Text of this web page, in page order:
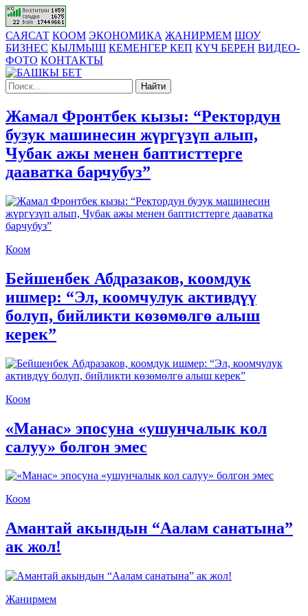
САЯСАТ КООМ ЭКОНОМИКА ЖАНИРМЕМ ШОУ
БИЗНЕС КЫЛМЫШ КЕМЕНГЕР КЕП КҮЧ БЕРЕН ВИДЕО-
ФОТО КОНТАКТЫ
Найти
Жамал Фронтбек кызы: “Ректордун
бузук машинесин жүргүзүп алып,
Чубак ажы менен баптисттерге
дааватка барчубуз”
Коом
Бейшенбек Абдразаков, коомдук
ишмер: “Эл, коомчулук активдүү
болуп, бийликти көзөмөлгө алыш
керек”
Коом
«Манас» эпосуна «ушунчалык кол
салуу» болгон эмес
Коом
Амантай акындын “Аалам санатына”
ак жол!
Жанирмем